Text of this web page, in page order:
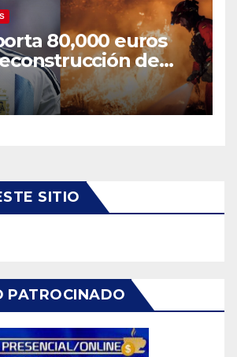
80,000 euros
de
por incendio
SITIO
PATROCINADO